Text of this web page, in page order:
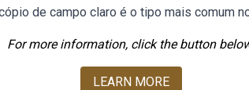
de campo claro é o tipo mais comum
For more information, click the button
LEARN MORE